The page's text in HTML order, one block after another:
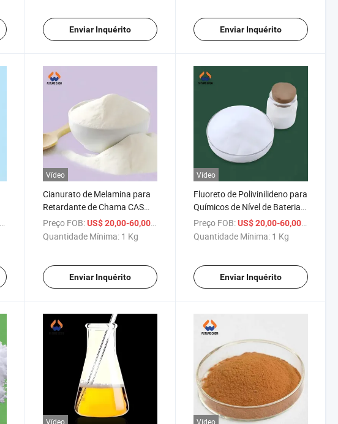
Enviar Inquérito Enviar Inquérito
Vídeo
Cianurato de Melamina para
Retardante de Chama CAS
37640-57-6 Mca
Preço FOB: US$ 20,00-60,00
Quantidade Mínima: 1 Kg
Enviar Inquérito
Vídeo
Fluoreto de Polivinilideno para
Químicos de Nível de Bateria
CAS 24937-79-9 PVDF
Preço FOB: US$ 20,00-60,00
Quantidade Mínima: 1 Kg
Enviar Inquérito
Vídeo Vídeo